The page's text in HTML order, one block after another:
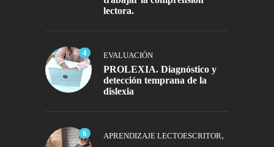
lectora.
4 EVALUACIÓN
PROLEXIA. Diagnóstico y
detección temprana de la
dislexia
6 APRENDIZAJE LECTOESCRITOR,